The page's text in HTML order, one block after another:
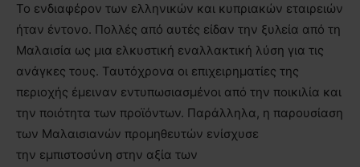
Το ενδιαφέρον των ελληνικών και κυπριακών εταιρειών
ήταν έντονο. Πολλές από αυτές είδαν την ξυλεία από τη
Μαλαισία ως μια ελκυστική εναλλακτική λύση για τις
ανάγκες τους. Ταυτόχρονα οι επιχειρηματίες της
περιοχής έμειναν εντυπωσιασμένοι από την ποικιλία και
την ποιότητα των προϊόντων. Παράλληλα, η παρουσίαση
των Μαλαισιανών προμηθευτών ενίσχυσε
την εμπιστοσύνη στην αξία των